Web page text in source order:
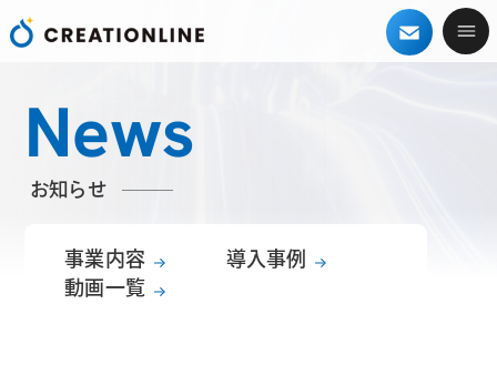
News
お知らせ
事業内容
導入事例
動画一覧